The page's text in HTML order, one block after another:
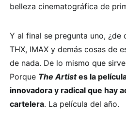
belleza cinematográfica de
Y al final se pregunta uno, ¿de
THX, IMAX y demás cosas de
de nada. De lo mismo que
Porque The Artistes la
innovadora y radical que hay
cartelera. La película del año.